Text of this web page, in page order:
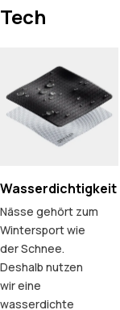
Tech
Wasserdichtigkeit
Nässe gehört zum
Wintersport wie
der Schnee.
Deshalb nutzen
wir eine
wasserdichte